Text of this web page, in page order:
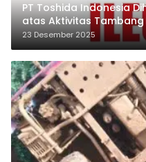
PT Toshida Indonesia
atas Aktivitas
23 Desember 2025